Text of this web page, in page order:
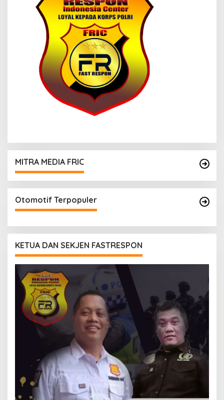
MITRA MEDIA FRIC
Otomotif Terpopuler
KETUA DAN SEKJEN FASTRESPON